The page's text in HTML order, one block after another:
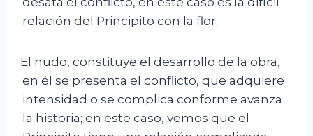
relación del Principito con la flor.
El nudo, constituye el desarrollo de la obra,
en él se presenta el conflicto, que adquiere
intensidad o se complica conforme avanza
la historia; en este caso, vemos que el